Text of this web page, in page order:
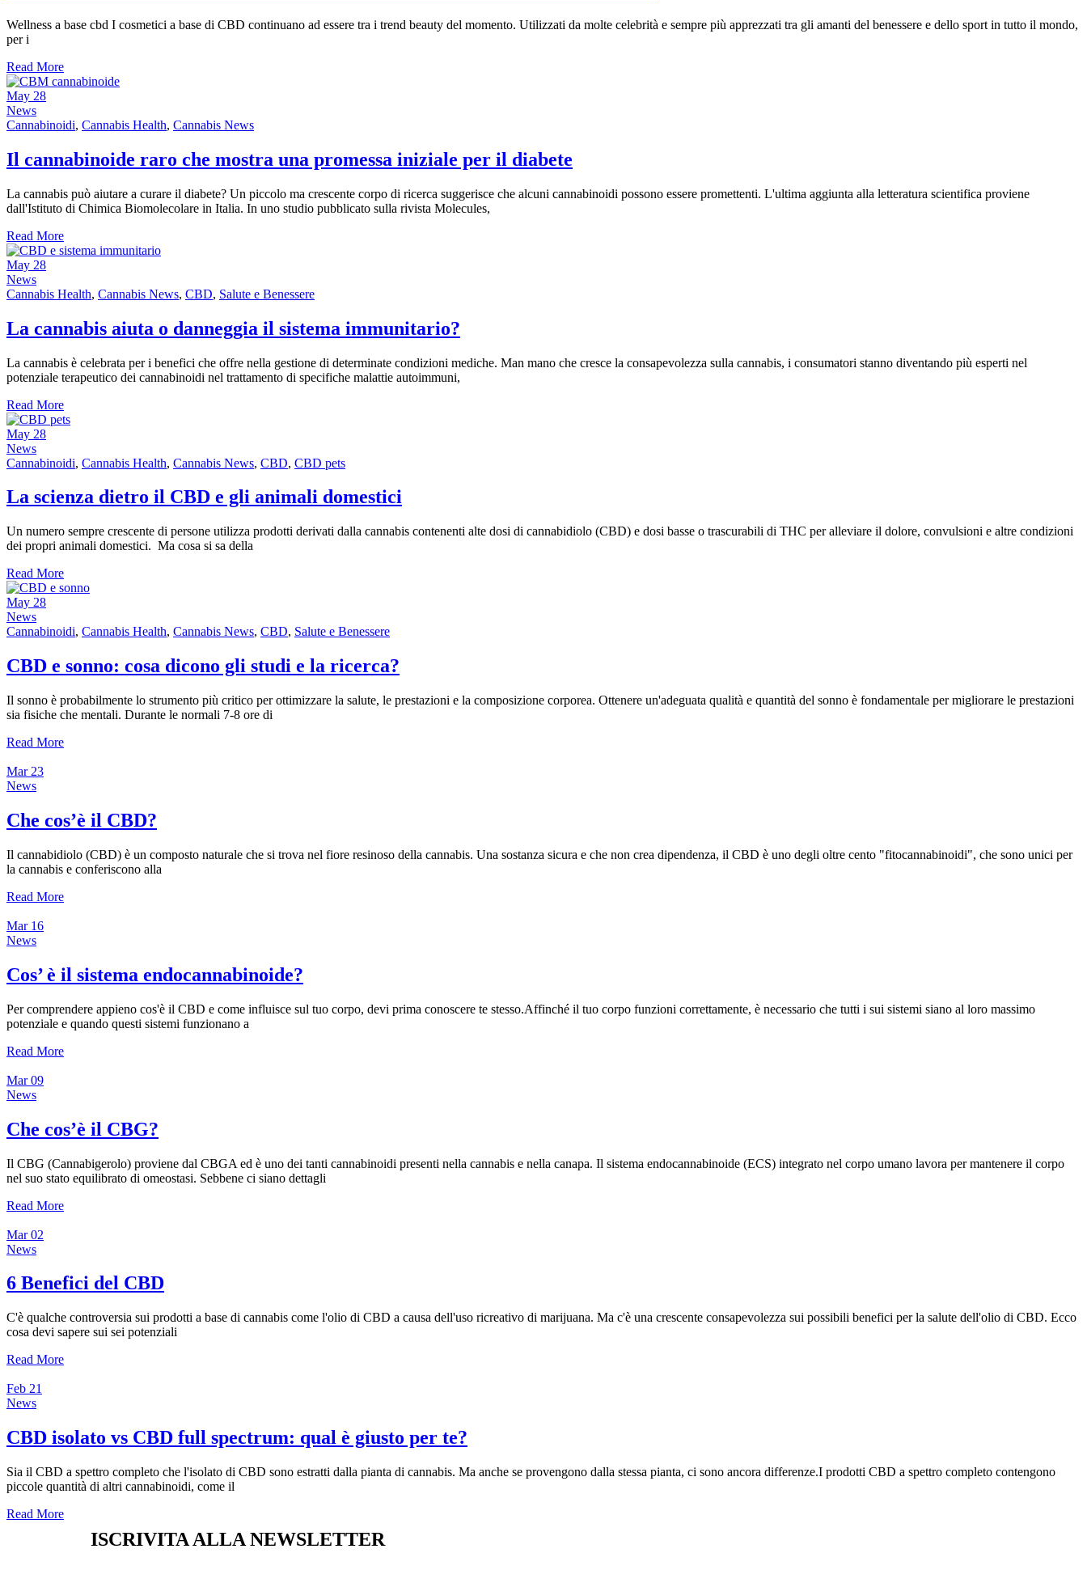
Wellness a base cbd I cosmetici a base di CBD continuano ad essere tra i trend beauty del momento. Utilizzati da molte celebrità e sempre più apprezzati tra gli amanti del benessere e dello sport in tutto il mondo,
per i
Read More
May 28
News
Cannabinoidi, Cannabis Health, Cannabis News
Il cannabinoide raro che mostra una promessa iniziale per il diabete
La cannabis può aiutare a curare il diabete? Un piccolo ma crescente corpo di ricerca suggerisce che alcuni cannabinoidi possono essere promettenti. L'ultima aggiunta alla letteratura scientifica proviene
dall'Istituto di Chimica Biomolecolare in Italia. In uno studio pubblicato sulla rivista Molecules,
Read More
May 28
News
Cannabis Health, Cannabis News, CBD, Salute e Benessere
La cannabis aiuta o danneggia il sistema immunitario?
La cannabis è celebrata per i benefici che offre nella gestione di determinate condizioni mediche. Man mano che cresce la consapevolezza sulla cannabis, i consumatori stanno diventando più esperti nel
potenziale terapeutico dei cannabinoidi nel trattamento di specifiche malattie autoimmuni,
Read More
May 28
News
Cannabinoidi, Cannabis Health, Cannabis News, CBD, CBD pets
La scienza dietro il CBD e gli animali domestici
Un numero sempre crescente di persone utilizza prodotti derivati ​​dalla cannabis contenenti alte dosi di cannabidiolo (CBD) e dosi basse o trascurabili di THC per alleviare il dolore, convulsioni e altre condizioni
dei propri animali domestici. Ma cosa si sa della
Read More
May 28
News
Cannabinoidi, Cannabis Health, Cannabis News, CBD, Salute e Benessere
CBD e sonno: cosa dicono gli studi e la ricerca?
Il sonno è probabilmente lo strumento più critico per ottimizzare la salute, le prestazioni e la composizione corporea. Ottenere un'adeguata qualità e quantità del sonno è fondamentale per migliorare le prestazioni
sia fisiche che mentali. Durante le normali 7-8 ore di
Read More
Mar 23
News
Che cos’è il CBD?
Il cannabidiolo (CBD) è un composto naturale che si trova nel fiore resinoso della cannabis. Una sostanza sicura e che non crea dipendenza, il CBD è uno degli oltre cento "fitocannabinoidi", che sono unici per
la cannabis e conferiscono alla
Read More
Mar 16
News
Cos’ è il sistema endocannabinoide?
Per comprendere appieno cos'è il CBD e come influisce sul tuo corpo, devi prima conoscere te stesso.Affinché il tuo corpo funzioni correttamente, è necessario che tutti i sui sistemi siano al loro massimo
potenziale e quando questi sistemi funzionano a
Read More
Mar 09
News
Che cos’è il CBG?
Il CBG (Cannabigerolo) proviene dal CBGA ed è uno dei tanti cannabinoidi presenti nella cannabis e nella canapa. Il sistema endocannabinoide (ECS) integrato nel corpo umano lavora per mantenere il corpo
nel suo stato equilibrato di omeostasi. Sebbene ci siano dettagli
Read More
Mar 02
News
6 Benefici del CBD
C'è qualche controversia sui prodotti a base di cannabis come l'olio di CBD a causa dell'uso ricreativo di marijuana. Ma c'è una crescente consapevolezza sui possibili benefici per la salute dell'olio di CBD. Ecco
cosa devi sapere sui sei potenziali
Read More
Feb 21
News
CBD isolato vs CBD full spectrum: qual è giusto per te?
Sia il CBD a spettro completo che l'isolato di CBD sono estratti dalla pianta di cannabis. Ma anche se provengono dalla stessa pianta, ci sono ancora differenze.I prodotti CBD a spettro completo contengono
piccole quantità di altri cannabinoidi, come il
Read More
ISCRIVITA ALLA NEWSLETTER